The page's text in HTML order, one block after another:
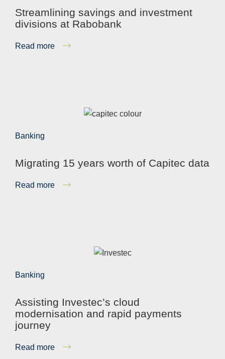
Streamlining savings and investment
divisions at Rabobank
Read more
Banking
Migrating 15 years worth of Capitec data
Read more
Banking
Assisting Investec’s cloud
modernisation and rapid payments
journey
Read more